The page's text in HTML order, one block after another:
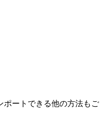
ポートできる他の方法もご